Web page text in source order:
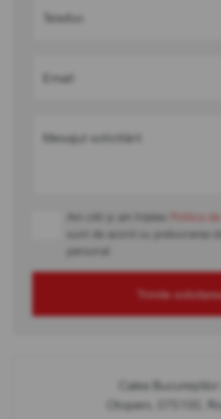
Telefon
Email
Mesajul solicitării
Am citit și am înțeles Politica
sunt de acord cu prelucrarea
personal
Trimite
Calea Bucureștilor
Otopeni, 075100,